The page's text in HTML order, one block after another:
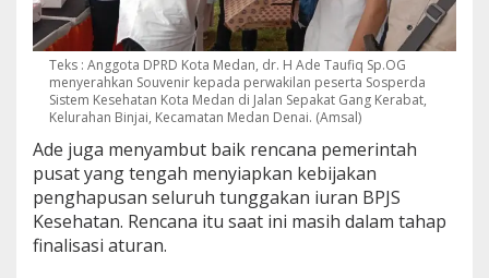
Teks : Anggota DPRD Kota Medan, dr. H Ade Taufiq Sp.OG
menyerahkan Souvenir kepada perwakilan peserta Sosperda
Sistem Kesehatan Kota Medan di Jalan Sepakat Gang Kerabat,
Kelurahan Binjai, Kecamatan Medan Denai. (Amsal)
Ade juga menyambut baik rencana pemerintah
pusat yang tengah menyiapkan kebijakan
penghapusan seluruh tunggakan iuran BPJS
Kesehatan. Rencana itu saat ini masih dalam tahap
finalisasi aturan.